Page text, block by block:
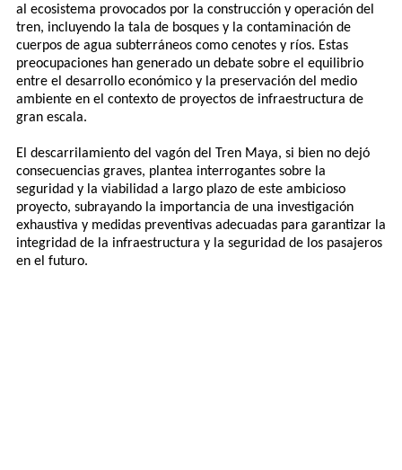
al ecosistema provocados por la construcción y operación del
tren, incluyendo la tala de bosques y la contaminación de
cuerpos de agua subterráneos como cenotes y ríos. Estas
preocupaciones han generado un debate sobre el equilibrio
entre el desarrollo económico y la preservación del medio
ambiente en el contexto de proyectos de infraestructura de
gran escala.
El descarrilamiento del vagón del Tren Maya, si bien no dejó
consecuencias graves, plantea interrogantes sobre la
seguridad y la viabilidad a largo plazo de este ambicioso
proyecto, subrayando la importancia de una investigación
exhaustiva y medidas preventivas adecuadas para garantizar la
integridad de la infraestructura y la seguridad de los pasajeros
en el futuro.